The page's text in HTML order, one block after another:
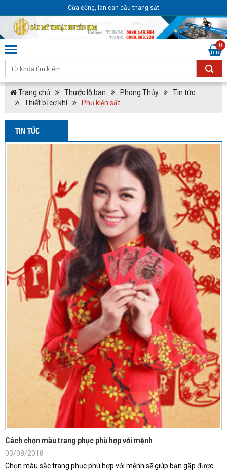
Cửa cổng, lan can cầu thang sắt
0
Trang chủ Thước lỗ ban Phong Thủy
Tin tức
Thiết bị cơ khí
Phụ kiện sắt
TIN TỨC
Cách chọn màu trang phục phù hợp với mệnh
03/08/2018
Chọn màu sắc trang phục phù hợp với mệnh sẽ giúp bạn gặp được